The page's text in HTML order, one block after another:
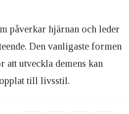
påverkar hjärnan och leder
Den vanligaste formen
utveckla demens kan
till livsstil.